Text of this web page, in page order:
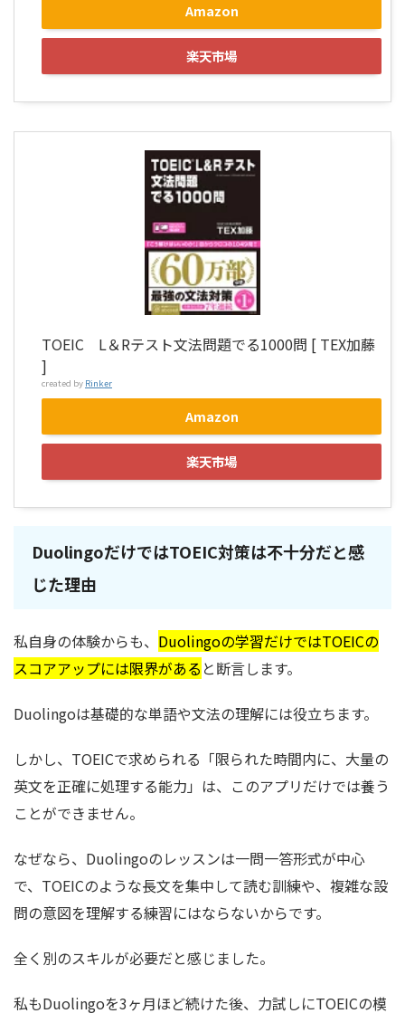
Amazon
楽天市場
TOEIC L＆Rテスト文法問題でる1000問 [ TEX加藤
]
created by Rinker
Amazon
楽天市場
DuolingoだけではTOEIC対策は不十分だと感
じた理由
私自身の体験からも、 Duolingoの学習だけではTOEICの
スコアアップには限界がある と断言します。
Duolingoは基礎的な単語や文法の理解には役立ちます。
しかし、TOEICで求められる「限られた時間内に、大量の
英文を正確に処理する能力」は、このアプリだけでは養う
ことができません。
なぜなら、Duolingoのレッスンは一問一答形式が中心
で、TOEICのような長文を集中して読む訓練や、複雑な設
問の意図を理解する練習にはならないからです。
全く別のスキルが必要だと感じました。
私もDuolingoを3ヶ月ほど続けた後、力試しにTOEICの模